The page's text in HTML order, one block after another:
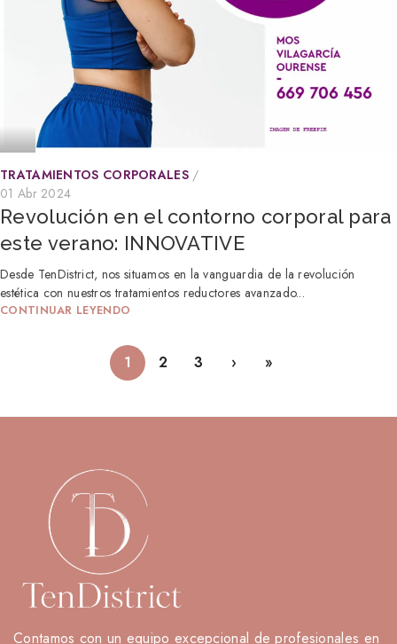
TRATAMIENTOS CORPORALES
01 Abr 2024
Revolución en el contorno corporal para
este verano: INNOVATIVE
Desde TenDistrict, nos situamos en la vanguardia de la revolución
estética con nuestros tratamientos reductores avanzado...
CONTINUAR LEYENDO
1 2 3 › »
Contamos con un equipo excepcional de profesionales en